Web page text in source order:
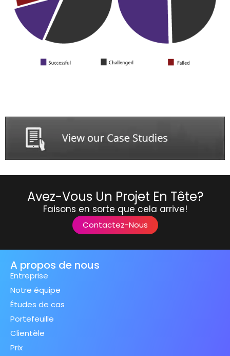
Avez-Vous Un Projet En Tête?
Faisons en sorte que cela arrive!
Contactez-Nous
A propos de nous
Entreprise
Notre équipe
Études de cas
Portefeuille
Clientèle
Prix